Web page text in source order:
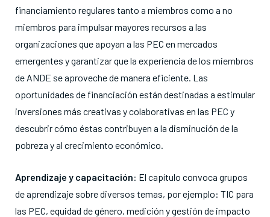
financiamiento regulares tanto a miembros como a no
miembros para impulsar mayores recursos a las
organizaciones que apoyan a las PEC en mercados
emergentes y garantizar que la experiencia de los miembros
de ANDE se aproveche de manera eficiente. Las
oportunidades de financiación están destinadas a estimular
inversiones más creativas y colaborativas en las PEC y
descubrir cómo éstas contribuyen a la disminución de la
pobreza y al crecimiento económico.
Aprendizaje y capacitación: El capítulo convoca grupos
de aprendizaje sobre diversos temas, por ejemplo: TIC para
las PEC, equidad de género, medición y gestión de impacto